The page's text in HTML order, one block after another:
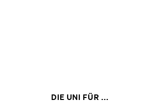
DIE UNI FÜR ...